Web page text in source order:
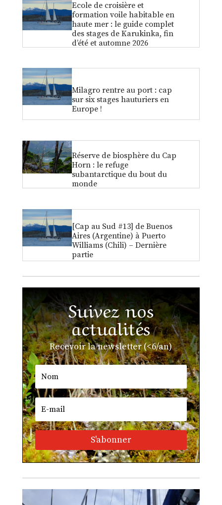
Ecole de croisière et
formation voile habitable en
haute mer : le guide complet
des stages de Karukinka, fin
d’été et automne 2026
Milagro rentre au port : cap
sur six stages hauturiers en
Europe !
Réserve de biosphère du Cap
Horn : le refuge
subantarctique du bout du
monde
[Cap au Sud #13] de Buenos
Aires (Argentine) à Puerto
Williams (Chili) – Dernière
partie
Suivez nos
actualités
Recevoir la newsletter (<6/an)
S'abonner